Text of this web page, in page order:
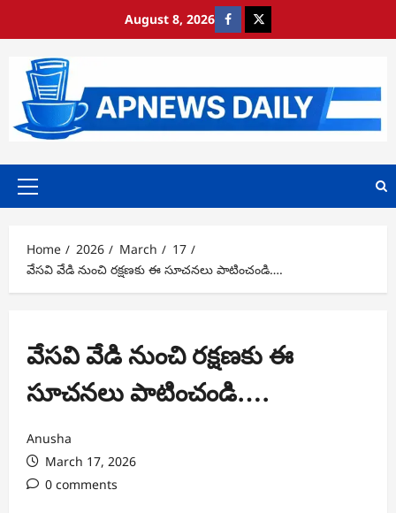
August 8, 2026 https://www.facebook.com/
https://x.com/
Primary
Home 2026 March
17
వేసవి వేడి నుంచి రక్షణకు ఈ సూచనలు పాటించండి….
వేసవి వేడి నుంచి రక్షణకు ఈ
సూచనలు పాటించండి….
Anusha
March 17, 2026
0 comments